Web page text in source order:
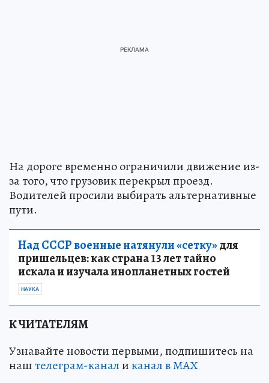
На дороге временно ограничили движение из-
за того, что грузовик перекрыл проезд.
Водителей просили выбирать альтернативные
пути.
Над СССР военные натянули «сетку»для
пришельцев: как страна 13 лет тайно
искала и изучала инопланетных гостей
НАУКА
К ЧИТАТЕЛЯМ
Узнавайте новости первыми, подпишитесь на
наштелеграм-каналиканал в МАХ